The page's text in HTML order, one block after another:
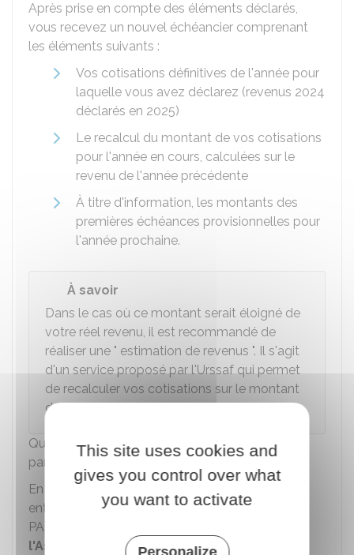
Après prise en compte des éléments déclarés,
vous recevez un nouvel échéancier comprenant
les éléments suivants :
Vos cotisations définitives de l'année pour
laquelle vous avez déclarez (revenus 2024
déclarés en 2025)
Le recalcul du montant de vos cotisations
pour l'année en cours, calculées sur le
revenu de l'année précédente
À titre d'information, les montants des
premières échéances provisionnelles pour
l'année prochaine.
À savoir
Dans le cas où ce montant serait éloigné de
votre réel revenu, il est recommandé de
réaliser une " estimation de revenus ". Il s'agit
d'un service proposé par l'Urssaf qui permet
de recalculer vos cotisations sur le montant
de revenus que vous renseignez.
Quelles sont les prises en charge de cotisations
par la CPAM ?
En adhérant à la convention collective conclue
entre leur profession et l'Assurance maladie, les
PAMC bénéficient d'une
l'Assurance maladieà certaines cotisations
This site uses cookies and
gives you control over what
you want to activate
Personalize